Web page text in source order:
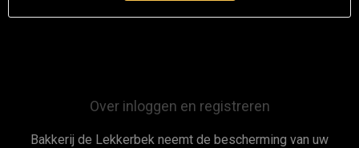
Over inloggen en registreren
Bakkerij de Lekkerbek neemt de bescherming van uw